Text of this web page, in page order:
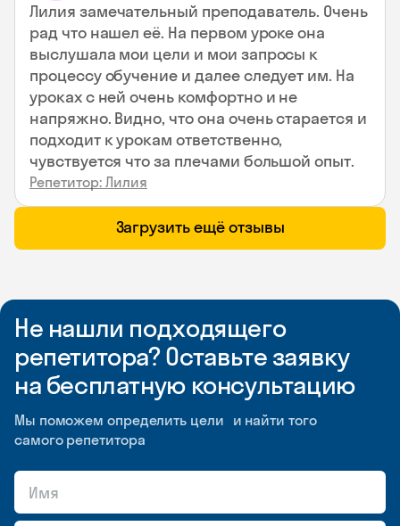
Лилия замечательный преподаватель. Очень
рад что нашел её. На первом уроке она
выслушала мои цели и мои запросы к
процессу обучение и далее следует им. На
уроках с ней очень комфортно и не
напряжно. Видно, что она очень старается и
подходит к урокам ответственно,
чувствуется что за плечами большой опыт.
Репетитор: Лилия
Загрузить ещё отзывы
Не нашли подходящего
репетитора? Оставьте заявку
на бесплатную консультацию
Мы поможем определить цели и найти того
самого репетитора